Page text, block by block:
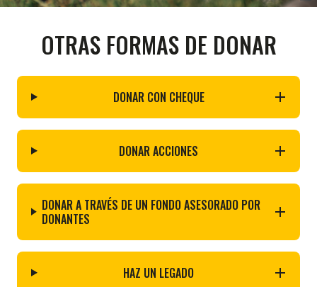
OTRAS FORMAS DE DONAR
DONAR CON CHEQUE
DONAR ACCIONES
DONAR A TRAVÉS DE UN FONDO ASESORADO POR
DONANTES
HAZ UN LEGADO